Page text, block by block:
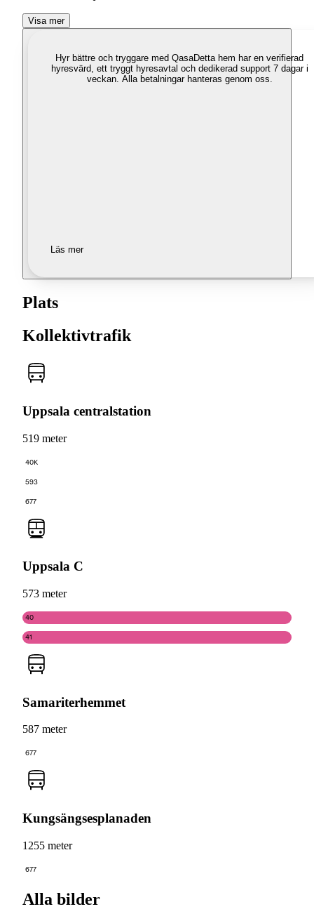
Visa mer
Hyr bättre och tryggare med QasaDetta hem har en verifierad
hyresvärd, ett tryggt hyresavtal och dedikerad support 7 dagar i
veckan. Alla betalningar hanteras genom oss.
Läs mer
Plats
Kollektivtrafik
Uppsala centralstation
519 meter
40K
593
677
Uppsala C
573 meter
40
41
Samariterhemmet
587 meter
677
Kungsängsesplanaden
1255 meter
677
Alla bilder